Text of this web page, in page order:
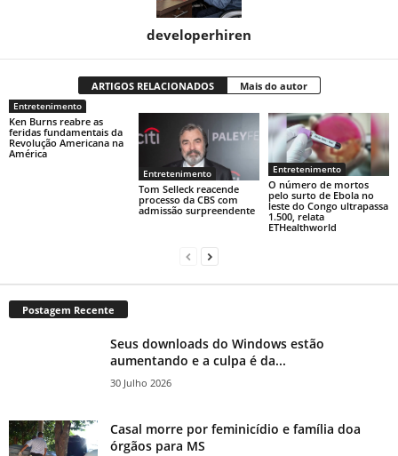
developerhiren
ARTIGOS RELACIONADOS Mais do autor
Entretenimento
Ken Burns reabre as
feridas fundamentais da
Revolução Americana na
América
Entretenimento
Tom Selleck reacende
processo da CBS com
admissão surpreendente
Entretenimento
O número de mortos
pelo surto de Ebola no
leste do Congo ultrapassa
1.500, relata
ETHealthworld
Postagem Recente
Seus downloads do Windows estão
aumentando e a culpa é da...
30 Julho 2026
Casal morre por feminicídio e família doa
órgãos para MS